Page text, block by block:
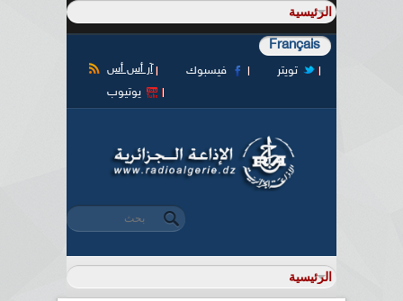
Français
آر أس أس فيسبوك
تويتر
يوتيوب
استمارة البحث
‏بحث ‏